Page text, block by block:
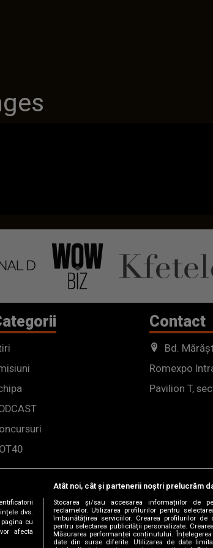
Contact
Bd.
Romexpo
Pavilion T,
dvs.
cu
afecta
Atât noi, cât și partenerii noștri prelucrăm
Stocarea și/sau accesarea informațiilor de
reclamelor. Utilizarea profilurilor pentru
îmbunătățirea serviciilor. Crearea profilurilor
pentru selectarea publicității personalizate.
Măsurarea performanței conținutului.
date din surse diferite. Utilizarea de date